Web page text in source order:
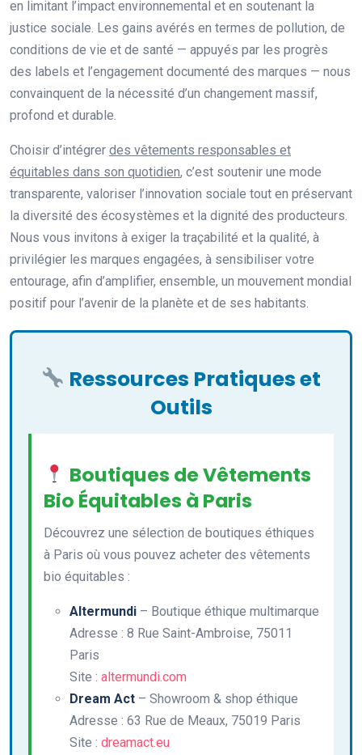
en limitant l’impact environnemental et en soutenant la
justice sociale. Les gains avérés en termes de pollution, de
conditions de vie et de santé — appuyés par les progrès
des labels et l’engagement documenté des marques — nous
convainquent de la nécessité d’un changement massif,
profond et durable.
Choisir d’intégrer des vêtements responsables et
équitables dans son quotidien, c’est soutenir une mode
transparente, valoriser l’innovation sociale tout en préservant
la diversité des écosystèmes et la dignité des producteurs.
Nous vous invitons à exiger la traçabilité et la qualité, à
privilégier les marques engagées, à sensibiliser votre
entourage, afin d’amplifier, ensemble, un mouvement mondial
positif pour l’avenir de la planète et de ses habitants.
Ressources Pratiques et
Outils
Boutiques de Vêtements
Bio Équitables à Paris
Découvrez une sélection de boutiques éthiques
à Paris où vous pouvez acheter des vêtements
bio équitables :
Altermundi – Boutique éthique multimarque
Adresse : 8 Rue Saint-Ambroise, 75011
Paris
Site : altermundi.com
Dream Act – Showroom & shop éthique
Adresse : 63 Rue de Meaux, 75019 Paris
Site : dreamact.eu